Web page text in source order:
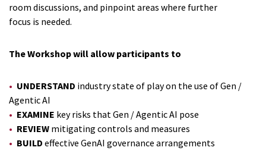
room discussions, and pinpoint areas where further
focus is needed.
The Workshop will allow participants to
UNDERSTAND industry state of play on the use of Gen /
Agentic AI
EXAMINE key risks that Gen / Agentic AI pose
REVIEW mitigating controls and measures
BUILD effective GenAI governance arrangements